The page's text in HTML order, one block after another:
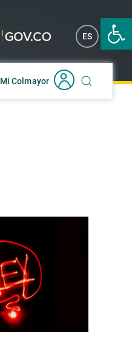
Abrir
ES EN
Mi Colmayor